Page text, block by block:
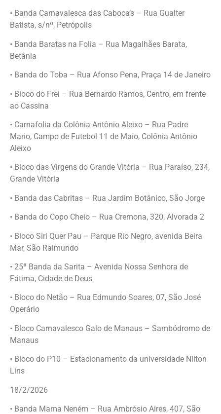
• Banda Carnavalesca das Caboca’s – Rua Gualter
Batista, s/nº, Petrópolis
• Banda Baratas na Folia – Rua Magalhães Barata,
Betânia
• Banda do Toba – Rua Afonso Pena, Praça 14 de Janeiro
• Bloco do Frei – Rua Bernardo Ramos, Centro, em frente
ao Cassina
• Carnafolia da Colônia Antônio Aleixo – Rua Padre
Mario, Campo de Futebol 11 de Maio, Colônia Antônio
Aleixo
• Bloco das Virgens do Grande Vitória – Rua Paraíso, 234,
Grande Vitória
• Banda das Cabritas – Rua Jardim Botânico, São Jorge
• Banda do Copo Cheio – Rua Cremona, 320, Alvorada 2
• Bloco Siri Quer Pau – Parque Rio Negro, avenida Beira
Mar, São Raimundo
• 25ª Banda da Sarita – Avenida Nossa Senhora de
Fátima, Cidade de Deus
• Bloco do Netão – Rua Edmundo Soares, 07, São José
Operário
• Bloco Carnavalesco Galo de Manaus – Sambódromo de
Manaus
• Bloco do P10 – Estacionamento da universidade Nilton
Lins
18/2/2026
• Banda Mama Neném – Rua Ambrósio Aires, 407, São